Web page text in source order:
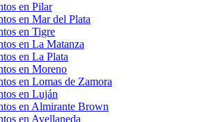
en Pilar
en Mar del Plata
en Tigre
en La Matanza
en La Plata
en Moreno
en Lomas de Zamora
en Luján
en Almirante Brown
en Avellaneda